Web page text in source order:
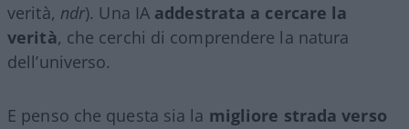
verità, ndr). Una IA addestrata a cercare la
verità, che cerchi di comprendere la natura
dell’universo.
E penso che questa sia la migliore strada verso